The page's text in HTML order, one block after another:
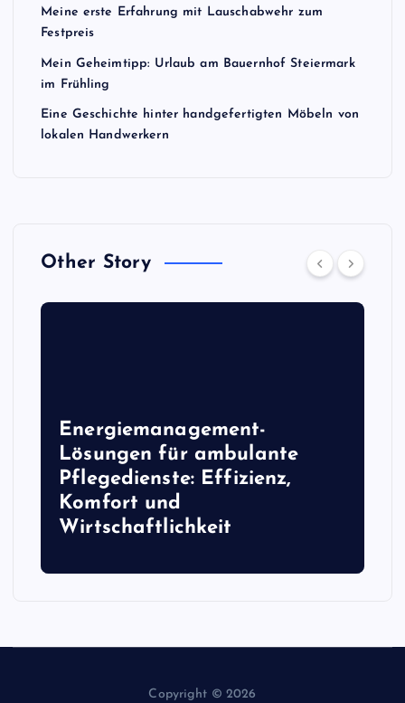
Meine erste Erfahrung mit Lauschabwehr zum
Festpreis
Mein Geheimtipp: Urlaub am Bauernhof Steiermark
im Frühling
Eine Geschichte hinter handgefertigten Möbeln von
lokalen Handwerkern
Other Story
Energiemanagement-
Lösungen für ambulante
Pflegedienste: Effizienz,
Komfort und
Wirtschaftlichkeit
Copyright © 2026